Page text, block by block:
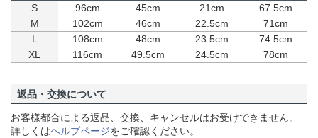
S 96cm 45cm 21cm
67.5cm
M
102cm 46cm 22.5cm
71cm
L
108cm 48cm 23.5cm
74.5cm
XL
116cm 49.5cm 24.5cm 78cm
返品・交換について
お客様都合による返品、交換、キャンセルはお受けできません。
詳しくはヘルプページをご確認ください。